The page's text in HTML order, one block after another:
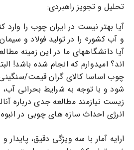
تحلیل و تجویز راهبردی:
آیا بهتر نیست در ایران چوب را وارد
و آب کشور» را در تولید فولاد و
آیا دانشگاههای ما در این زمینه
اند؟ امیدوارم که انجام شده باشد!
چوب اساسا کالای گران قیمت/
شود و با توجه به شرایط بحرانی
زیست نیازمند مطالعه جدی درباره
انرژی احداث سازه های چوبی در
ارایه آمار با سه ویژگی دقیق،